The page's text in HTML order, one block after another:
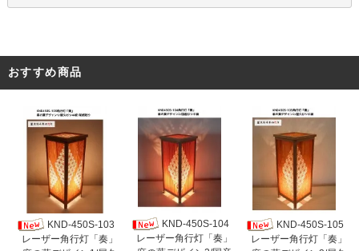
おすすめ商品
KND-450S-103
レーザー角行灯「奏」
KND-450S-104
レーザー角行灯「奏」
KND-450S-105
レーザー角行灯「奏」